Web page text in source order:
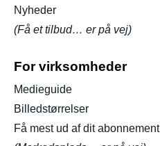
Nyheder
(Få et tilbud… er på vej)
For virksomheder
Medieguide
Billedstørrelser
Få mest ud af dit abonnement